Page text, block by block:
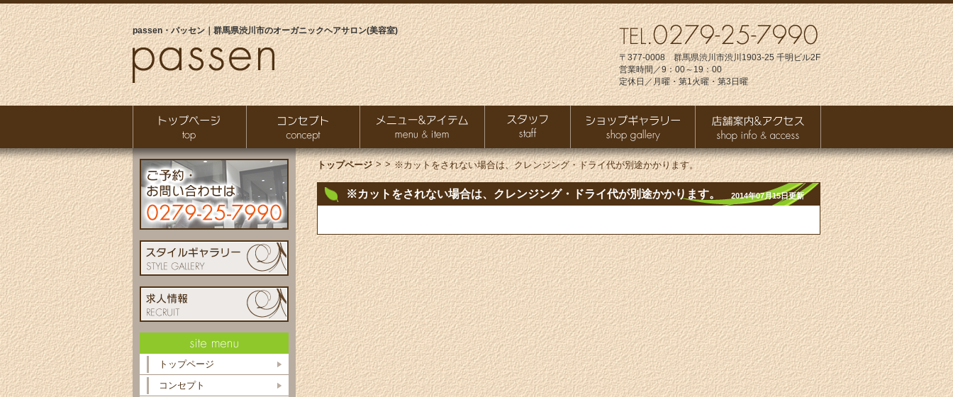
passen・パッセン｜群馬県渋川市のオーガニックヘアサロン(美容室)
〒377-0008 群馬県渋川市渋川1903-25 千明ビル2F
営業時間／9：00～19：00
定休日／月曜・第1火曜・第3日曜
トップページ > > ※カットをされない場合は、クレンジング・ドライ代が別途かかります。
※カットをされない場合は、クレンジング・ドライ代が別途かかります。 2014年07月15日更新
トップページ
コンセプト